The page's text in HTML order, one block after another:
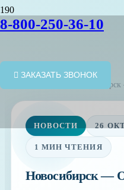
8-800-250-36-10
ЗАКАЗАТЬ ЗВОНОК
НОВОСТИ 26
1 МИН ЧТЕНИЯ
Новосибирск —